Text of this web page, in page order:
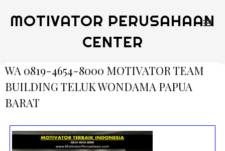
MOTIVATOR PERUSAHAAN
CENTER
WA 0819-4654-8000 MOTIVATOR TEAM
BUILDING TELUK WONDAMA PAPUA
BARAT